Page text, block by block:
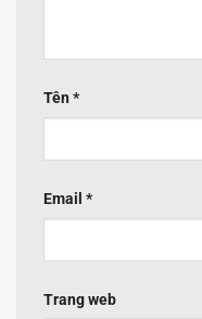
Tên *
Email *
Trang web